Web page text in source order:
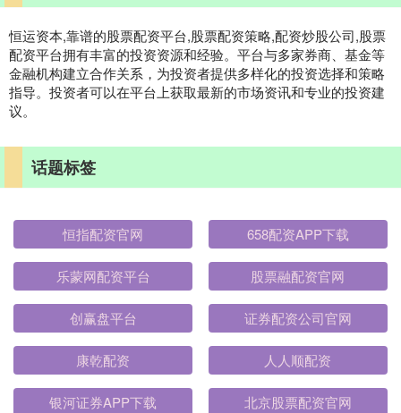
恒运资本,靠谱的股票配资平台,股票配资策略,配资炒股公司,股票
配资平台拥有丰富的投资资源和经验。平台与多家券商、基金等
金融机构建立合作关系，为投资者提供多样化的投资选择和策略
指导。投资者可以在平台上获取最新的市场资讯和专业的投资建
议。
话题标签
恒指配资官网 658配资APP下载
乐蒙网配资平台 股票融配资官网
创赢盘平台 证券配资公司官网
康乾配资 人人顺配资
银河证券APP下载 北京股票配资官网